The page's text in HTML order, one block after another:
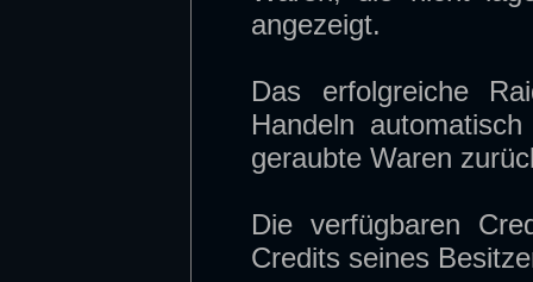
angezeigt.
Das erfolgreiche
Handeln
geraubte Waren
Die verfügbaren
Credits seines